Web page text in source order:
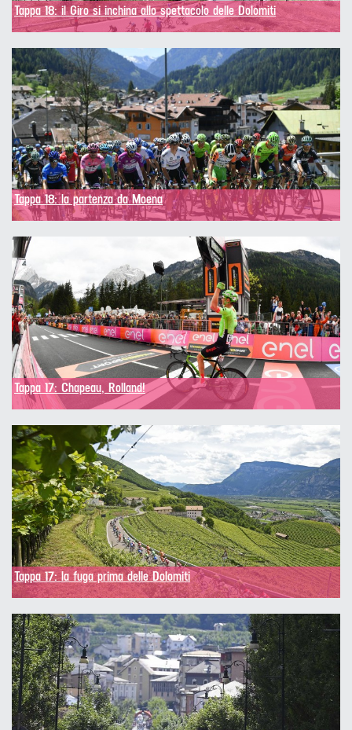
Tappa 18: il Giro si inchina allo spettacolo delle Dolomiti
Tappa 18: la partenza da Moena
Tappa 17: Chapeau, Rolland!
Tappa 17: la fuga prima delle Dolomiti